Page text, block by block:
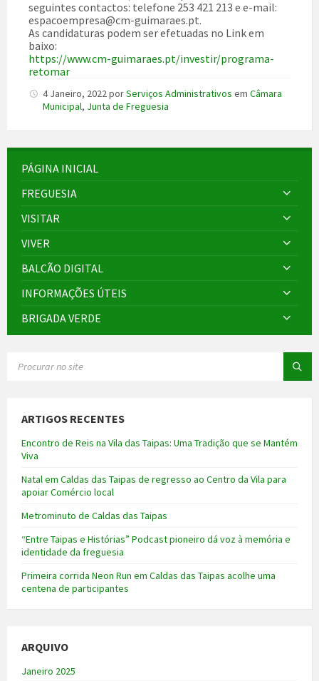
seguintes contactos: telefone 253 421 213 e e-mail:
espacoempresa@cm-guimaraes.pt.
As candidaturas podem ser efetuadas no Link em
baixo:
https://www.cm-guimaraes.pt/investir/programa-
retomar
4 Janeiro, 2022porServiços Administrativos em Câmara
Municipal, Junta de Freguesia
PÁGINA INICIAL
FREGUESIA
VISITAR
VIVER
BALCÃO DIGITAL
INFORMAÇÕES ÚTEIS
BRIGADA VERDE
ARTIGOS RECENTES
Encontro de Reis na Vila das Taipas: Uma Tradição que se Mantém
Viva
Natal em Caldas das Taipas de regresso ao Centro da Vila para
apoiar Comércio local
Metrominuto de Caldas das Taipas
“Entre Taipas e Histórias” Podcast pioneiro dá voz à memória e
identidade da freguesia
Primeira corrida Neon Run em Caldas das Taipas acolhe uma
centena de participantes
ARQUIVO
Janeiro 2025